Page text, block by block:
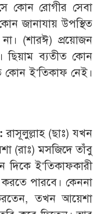
কোন রোগীর সেবা
জানাযায় উপস্থিত
না। (শারঈ) প্রয়োজন
ছিয়াম ব্যতীত কোন
কোন ই‘তিকাফ নেই।
রাসূলুল্লাহ (ছাঃ) যখন
(রাঃ) মসজিদে তাঁবু
দিকে ই‘তিকাফকারী
করতে পারবে। কেননা
তখন আয়েশা